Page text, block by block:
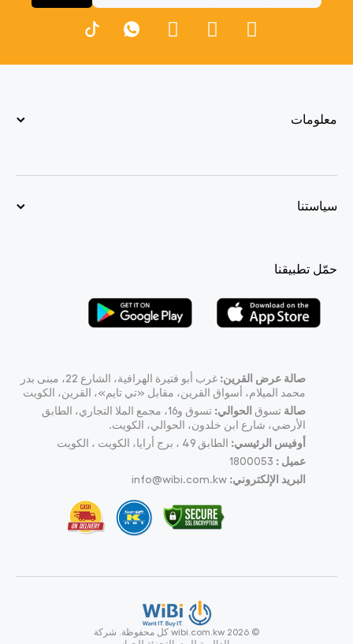
معلومات
سياستنا
حمّل تطبيقنا
صالة عرض القرين:
غرب أبو فتيرة الهرافية، الشارع 22، مبنى بدر
محمد الميلام، أسواق القرين، مقابل «تي تايم»، القرين، الكويت
صالة تسوق الحوالي:
تسوق و16، مجمع الملا التجاري، الطابق
الأرضي، شارع ابن خلدون، الحوالي، الكويت.
أوفيس الرئيسي: الطابق 49 ، برج أرايا، الكويت ، الكويت
عميل : 1800053
البريد الإلكتروني: info@wibi.com.kw
© wibi.com.kw 2026 كل محفوظة. شركة